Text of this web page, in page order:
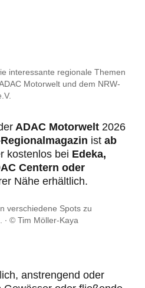
interessante regionale Themen
Motorwelt und dem NRW-
ADAC Motorwelt 2026
ist ab
kostenlos bei Edeka,
Centern oder
Nähe erhältlich.
verschiedene Spots zu
© Tim Möller-Kaya
anstrengend oder